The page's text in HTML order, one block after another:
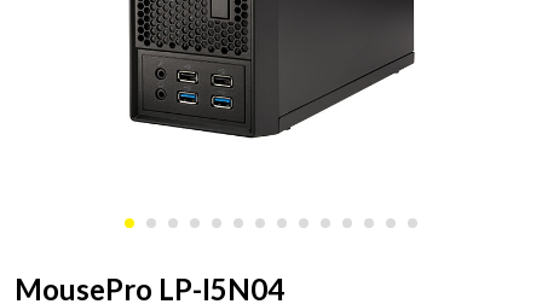
MousePro LP-I5N04